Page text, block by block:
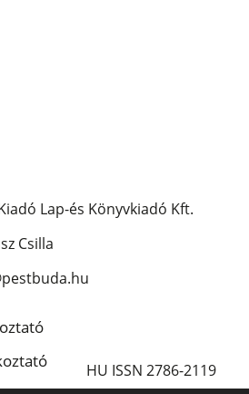
Lap-és Könyvkiadó Kft.
Csilla
HU ISSN 2786-2119